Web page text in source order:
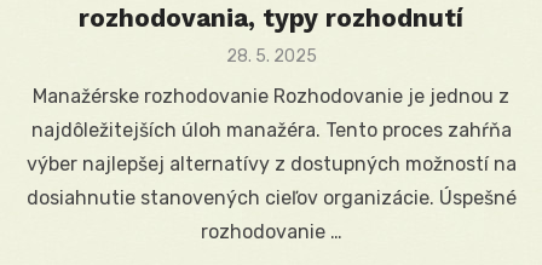
rozhodovania, typy rozhodnutí
Posted
28. 5. 2025
Manažérske rozhodovanie Rozhodovanie je jednou z
najdôležitejších úloh manažéra. Tento proces zahŕňa
výber najlepšej alternatívy z dostupných možností na
dosiahnutie stanovených cieľov organizácie. Úspešné
rozhodovanie …